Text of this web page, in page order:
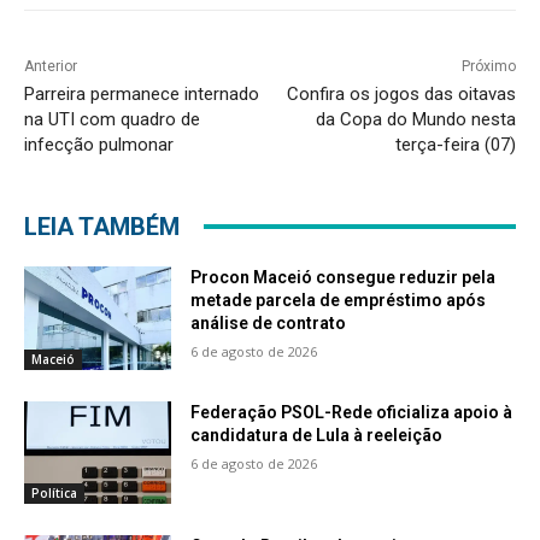
Anterior
Parreira permanece internado
na UTI com quadro de
infecção pulmonar
Próximo
Confira os jogos das oitavas
da Copa do Mundo nesta
terça-feira (07)
LEIA TAMBÉM
Maceió
Procon Maceió consegue reduzir pela
metade parcela de empréstimo após
análise de contrato
6 de agosto de 2026
Política
Federação PSOL-Rede oficializa apoio à
candidatura de Lula à reeleição
6 de agosto de 2026